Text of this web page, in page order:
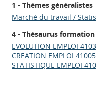
1 - Thèmes généralistes
Marché du travail /
4 - Thésaurus formation
EVOLUTION EMPLOI
CREATION EMPLOI 41005
STATISTIQUE EMPLOI
Appels à